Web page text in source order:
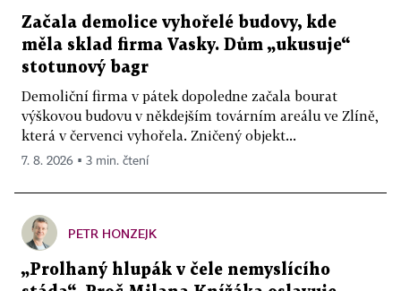
Začala demolice vyhořelé budovy, kde
měla sklad firma Vasky. Dům „ukusuje“
stotunový bagr
Demoliční firma v pátek dopoledne začala bourat
výškovou budovu v někdejším továrním areálu ve Zlíně,
která v červenci vyhořela. Zničený objekt...
7. 8. 2026 ▪ 3 min. čtení
PETR HONZEJK
„Prolhaný hlupák v čele nemyslícího